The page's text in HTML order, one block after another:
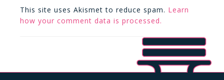
This site uses Akismet to reduce spam. Learn
how your comment data is processed.